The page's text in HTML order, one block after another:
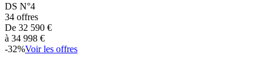
DS N°4
34 offres
De 32 590 €
à 34 998 €
-32%Voir les offres